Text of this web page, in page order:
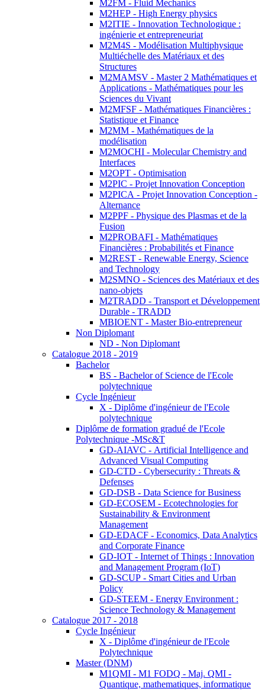
M2FM - Fluid Mechanics
M2HEP - High Energy physics
M2ITIE - Innovation Technologique :
ingénierie et entrepreneuriat
M2M4S - Modélisation Multiphysique
Multiéchelle des Matériaux et des
Structures
M2MAMSV - Master 2 Mathématiques et
Applications - Mathématiques pour les
Sciences du Vivant
M2MFSF - Mathématiques Financières :
Statistique et Finance
M2MM - Mathématiques de la
modélisation
M2MOCHI - Molecular Chemistry and
Interfaces
M2OPT - Optimisation
M2PIC - Projet Innovation Conception
M2PICA - Projet Innovation Conception -
Alternance
M2PPF - Physique des Plasmas et de la
Fusion
M2PROBAFI - Mathématiques
Financières : Probabilités et Finance
M2REST - Renewable Energy, Science
and Technology
M2SMNO - Sciences des Matériaux et des
nano-objets
M2TRADD - Transport et Développement
Durable - TRADD
MBIOENT - Master Bio-entrepreneur
Non Diplomant
ND - Non Diplomant
Catalogue 2018 - 2019
Bachelor
BS - Bachelor of Science de l'Ecole
polytechnique
Cycle Ingénieur
X - Diplôme d'ingénieur de l'Ecole
polytechnique
Diplôme de formation gradué de l'Ecole
Polytechnique -MSc&T
GD-AIAVC - Artificial Intelligence and
Advanced Visual Computing
GD-CTD - Cybersecurity : Threats &
Defenses
GD-DSB - Data Science for Business
GD-ECOSEM - Ecotechnologies for
Sustainability & Environment
Management
GD-EDACF - Economics, Data Analytics
and Corporate Finance
GD-IOT - Internet of Things : Innovation
and Management Program (IoT)
GD-SCUP - Smart Cities and Urban
Policy
GD-STEEM - Energy Environment :
Science Technology & Management
Catalogue 2017 - 2018
Cycle Ingénieur
X - Diplôme d'ingénieur de l'Ecole
Polytechnique
Master (DNM)
M1QMI - M1 FODQ - Maj. QMI -
Quantique, mathematiques, informatique